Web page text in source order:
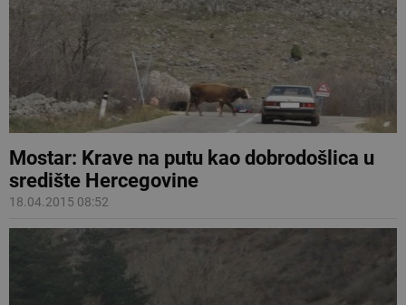
Mostar: Krave na putu kao dobrodošlica u
središte Hercegovine
18.04.2015 08:52